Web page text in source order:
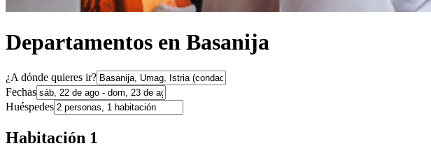
Departamentos en Basanija
¿A dónde quieres ir?
Fechas
Huéspedes
Habitación 1